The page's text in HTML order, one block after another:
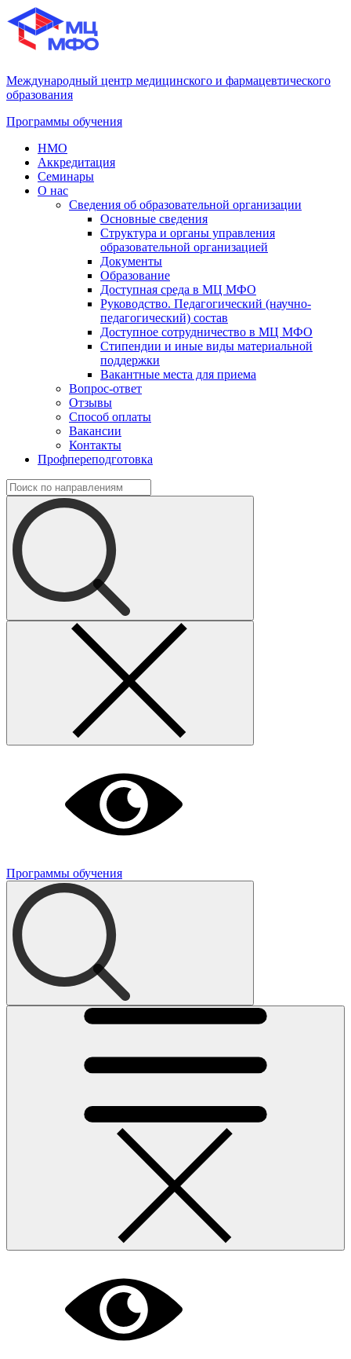
Международный центр медицинского и фармацевтического
образования
Программы обучения
НМО
Аккредитация
Семинары
О нас
Сведения об образовательной организации
Основные сведения
Структура и органы управления
образовательной организацией
Документы
Образование
Доступная среда в МЦ МФО
Руководство. Педагогический (научно-
педагогический) состав
Доступное сотрудничество в МЦ МФО
Стипендии и иные виды материальной
поддержки
Вакантные места для приема
Вопрос-ответ
Отзывы
Способ оплаты
Вакансии
Контакты
Профпереподготовка
Программы обучения